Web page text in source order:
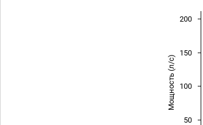
Мощность (л/с)
50
100
150
200